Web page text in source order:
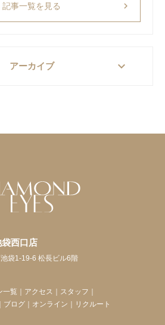
記事一覧を見る chevron_right
アーカイブ keyboard_arrow_down
西口店
袋1-19-6 松長ビル6階
一覧 ｜ アクセス ｜ スタッフ ｜
｜ ブログ ｜ オンライン ｜ リクルート